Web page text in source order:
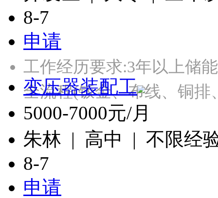
8-7
申请
工作经历要求:3年以上储
全流程(钣金、布线、铜
变压器装配工
5000-7000元/月
朱林 | 高中 | 不限经
8-7
申请